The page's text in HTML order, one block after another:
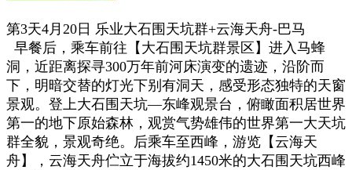
第3天4月20日 乐业大石围天坑群+云海天舟-巴马
早餐后，乘车前往【大石围天坑群景区】 进入马蜂
洞， 近距离探寻300万年前河床演变的遗迹，沿阶而
下，明暗交替的灯光下别有洞天，感受形态独特的天窗
景观。登上大石围天坑—东峰观景台，俯瞰面积居世界
第一的地下原始森林，观赏气势雄伟的世界第一大天坑
群全貌，景观奇绝。 后乘车至西峰，游览 【云海天
舟】
，云海天舟伫立于海拔约1450米的大石围天坑西峰